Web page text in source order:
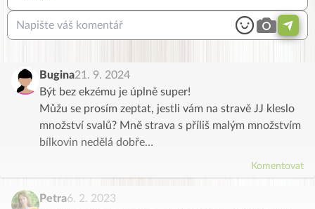
Bugina21. 9. 2024
Být bez ekzému je úplně super!
Můžu se prosím zeptat, jestli vám na stravě JJ kleslo
množství svalů? Mně strava s příliš malým množstvím
bílkovin nedělá dobře…
Komentovat
Petra6. 2. 2023